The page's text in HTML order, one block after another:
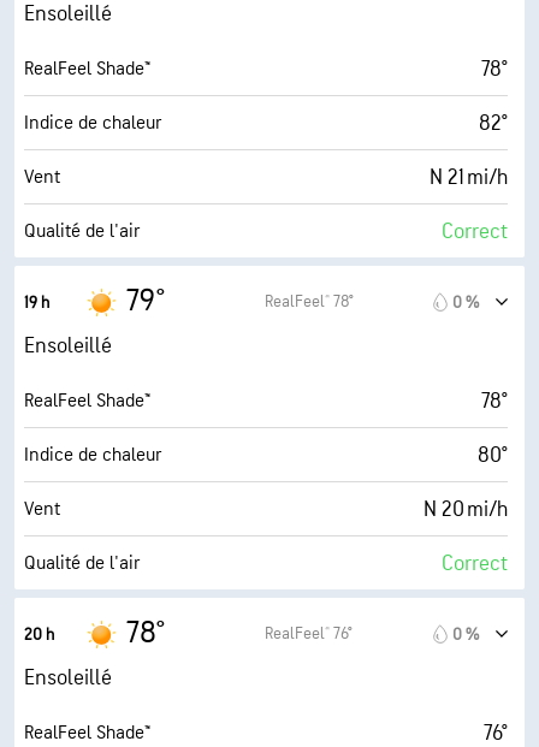
Rafales
Humidité 67 %
Point de rosée 68° F
AccuLumen Brightness Index™ 10 (Très forte)
Couverture nuageuse 0 %
Ensoleillé
RealFeel Shade™ 78°
Indice de chaleur 82°
Vent N 21 mi/h
Qualité de l'air Correct
Indice UV maximal
Rafales
Humidité 68 %
Point de rosée 69° F
AccuLumen Brightness Index™ 10 (Très forte)
Couverture nuageuse 0 %
19 h 79° RealFeel® 78° 0 %
Ensoleillé
RealFeel Shade™ 78°
Indice de chaleur 80°
Vent N 20 mi/h
Qualité de l'air Correct
Indice UV maximal
Rafales
Humidité 71 %
20 h 78° RealFeel® 76° 0 %
Ensoleillé
RealFeel Shade™ 76°